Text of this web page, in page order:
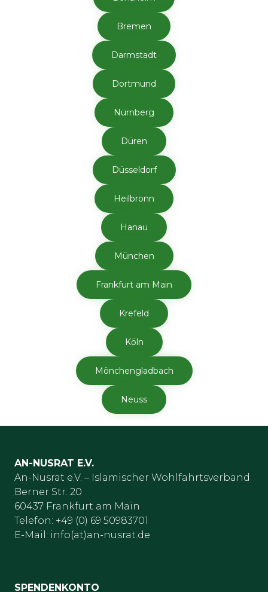
Bremen
Darmstadt
Dortmund
Nürnberg
Düren
Düsseldorf
Heilbronn
Hanau
München
Frankfurt am Main
Krefeld
Köln
Mönchengladbach
Neuss
AN-NUSRAT E.V.
An-Nusrat e.V. – Islamischer Wohlfahrtsverband
Berner Str. 20
60437 Frankfurt am Main
Telefon: +49 (0) 69 50983701
E-Mail: info(at)an-nusrat.de
SPENDENKONTO